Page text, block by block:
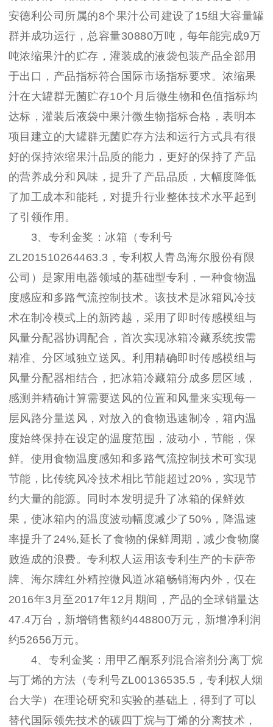
安德利公司所属的8个果汁公司建设了15组大容量罐
群并成功运行，总容量30880万吨，每年能完成9万
吨浓缩果汁的贮存，灌装成的液袋包装产品全部用
于出口，产品指标符合国际市场指标要求。浓缩果
汁在大罐群无菌贮存10个月后微生物和色值指标均
达标，灌装后液袋中果汁微生物指标合格，表明本
项目建立的大罐群无菌贮存方法和运行方式具有很
好的保持浓缩果汁品质的能力，更好的保持了产品
的营养成分和风味，提升了产品品质，大幅度降低
了加工成本和能耗，对提升行业整体技术水平起到
了引领作用。
3、专利金奖：冰箱（专利号
ZL201510264463.3，专利权人青岛海尔股份有限
公司）是家用电器领域的基础型专利，一种食物温
度感应和多路气流控制技术。该技术是冰箱风冷技
术在制冷模式上的新跨越，采用了即时传感模组与
风量分配器协调配合，首次实现冰箱冷藏系统按需
精准、分区域独立送风。利用精确即时传感模组与
风量分配器相结合，把冰箱冷藏箱分成多层区域，
感测并精确计算需要送风的位置和风量来实现每一
层风路分量送风，对放入的食物迅速制冷，箱内温
度始终保持在设定的温度范围，波动小，节能，保
鲜。使用食物温度感知和多路气流控制技术可实现
节能，比传统风冷技术相比节能超过20%，实现节
约大量的能源。同时本发明提升了冰箱的保鲜效
果，使冰箱内的温度波动幅度减少了50%，降温速
率提升了24%,延长了食物的保鲜周期，减少食物腐
败造成的浪费。专利权人运用该专利生产的卡萨帝
牌、海尔牌红外精控微风道冰箱畅销海内外，仅在
2016年3月至2017年12月期间，产品的全球销量达
47.4万台，新增销售额约448800万元，新增净利润
约52656万元。
4、专利金奖：用甲乙酮系列混合溶剂分离丁烷
与丁烯的方法（专利号ZL00136535.5，专利权人烟
台大学）在理论研究和实验的基础上，得到了可以
替代国际领先技术的碳四丁烷与丁烯的分离技术，